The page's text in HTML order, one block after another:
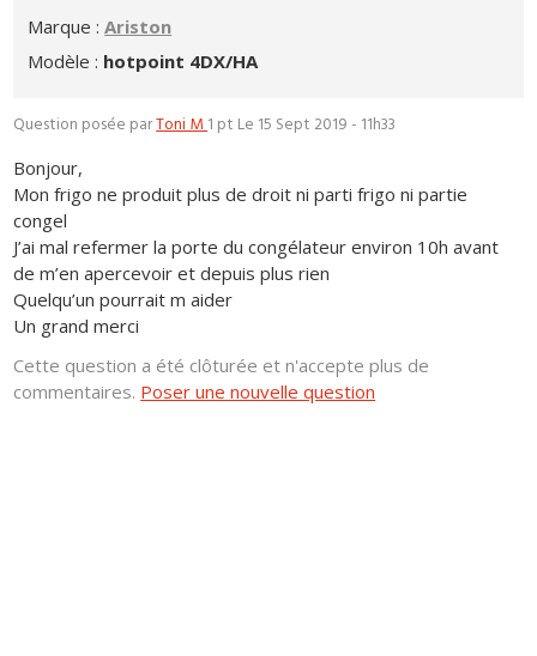
Marque :Ariston
Modèle : hotpoint 4DX/HA
Question posée parToni M1 pt Le 15 Sept 2019 - 11h33
Bonjour,
Mon frigo ne produit plus de droit ni parti frigo ni partie
congel
J’ai mal refermer la porte du congélateur environ 10h avant
de m’en apercevoir et depuis plus rien
Quelqu’un pourrait m aider
Un grand merci
Cette question a été clôturée et n'accepte plus de
commentaires. Poser une nouvelle question